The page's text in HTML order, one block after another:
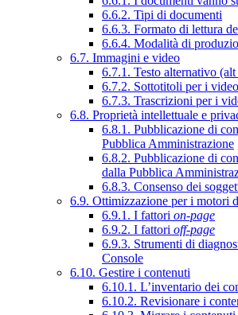
6.6.2. Tipi di documenti
6.6.3. Formato di lettura
6.6.4. Modalità di
6.7. Immagini e video
6.7.1. Testo alternativo
6.7.2. Sottotitoli per i video
6.7.3. Trascrizioni per i
6.8. Proprietà intellettuale e
6.8.1. Pubblicazione di
Pubblica Amministrazione
6.8.2. Pubblicazione di
dalla Pubblica
6.8.3. Consenso dei
6.9. Ottimizzazione per i motori
6.9.1. I fattori on-page
6.9.2. I fattori off-page
6.9.3. Strumenti di
Console
6.10. Gestire i contenuti
6.10.1. L’inventario dei
6.10.2. Revisionare i